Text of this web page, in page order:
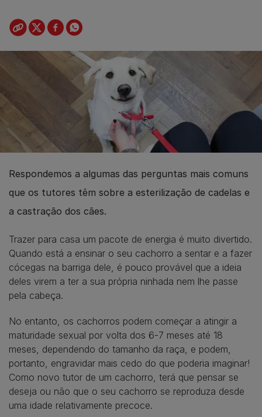
Respondemos a algumas das perguntas mais comuns
que os tutores têm sobre a esterilização de cadelas e
a castração dos cães.
Trazer para casa um pacote de energia é muito divertido.
Quando está a ensinar o seu cachorro a sentar e a fazer
cócegas na barriga dele, é pouco provável que a ideia
deles virem a ter a sua própria ninhada nem lhe passe
pela cabeça.
No entanto, os cachorros podem começar a atingir a
maturidade sexual por volta dos 6-7 meses até 18
meses, dependendo do tamanho da raça, e podem,
portanto, engravidar mais cedo do que poderia imaginar!
Como novo tutor de um cachorro, terá que pensar se
deseja ou não que o seu cachorro se reproduza desde
uma idade relativamente precoce.